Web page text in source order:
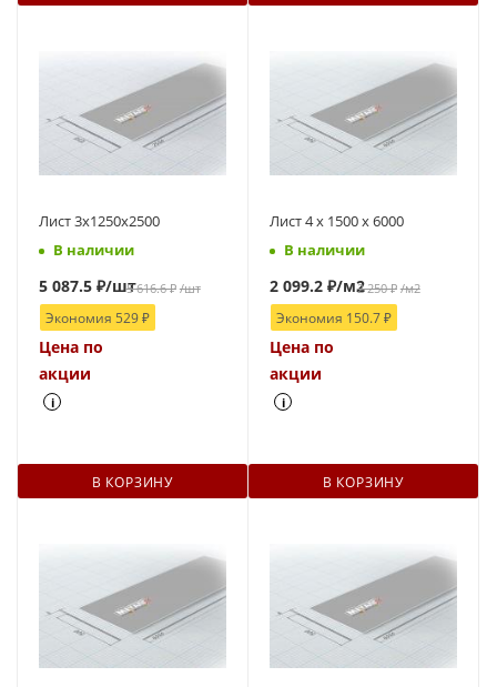
Лист 3х1250х2500
В наличии
5 616.6₽ /шт
5 087.5 ₽/шт
Экономия 529₽
Цена по
акции
i
В КОРЗИНУ
Лист 4 х 1500 х 6000
В наличии
2 250₽ /м2
2 099.2 ₽/м2
Экономия 150.7₽
Цена по
акции
i
В КОРЗИНУ